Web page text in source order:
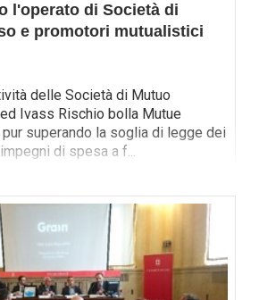
l'operato di Società di
e promotori mutualistici
delle Società di Mutuo
Ivass Rischio bolla Mutue
pur superando la soglia di legge dei
di spesa a f...